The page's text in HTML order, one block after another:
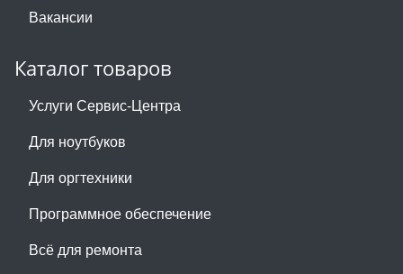
Вакансии
Каталог товаров
Услуги Сервис-Центра
Для ноутбуков
Для оргтехники
Программное обеспечение
Всё для ремонта